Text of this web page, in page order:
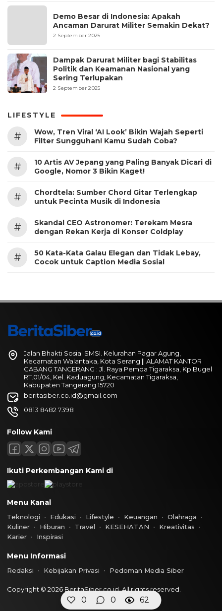
0 0 62
Demo Besar di Indonesia: Apakah
Ancaman Darurat Militer Semakin Dekat?
2 September 2025
Dampak Darurat Militer bagi Stabilitas
Politik dan Keamanan Nasional yang
Sering Terlupakan
2 September 2025
LIFESTYLE
#
Wow, Tren Viral ‘AI Look’ Bikin Wajah Seperti
Filter Sungguhan! Kamu Sudah Coba?
#
10 Artis AV Jepang yang Paling Banyak Dicari di
Google, Nomor 3 Bikin Kaget!
#
Chordtela: Sumber Chord Gitar Terlengkap
untuk Pecinta Musik di Indonesia
#
Skandal CEO Astronomer: Terekam Mesra
dengan Rekan Kerja di Konser Coldplay
#
50 Kata-Kata Galau Elegan dan Tidak Lebay,
Cocok untuk Caption Media Sosial
Jalan Bhakti Sosial SMSI. Kelurahan Pagar Agung,
Kecamatan Walantaka, Kota Serang || ALAMAT KANTOR
CABANG TANGERANG : Jl. Raya Pemda Tigaraksa, Kp.Bugel
RT.01/04, Kel. Kaduagung, Kecamatan Tigaraksa,
Kabupaten Tangerang 15720
beritasiber.co.id@gmail.com
0813 8482 7398
Follow Kami
Ikuti Perkembangan Kami di
Menu Kanal
Teknologi Edukasi Lifestyle Keuangan
Olahraga
Kuliner
Hiburan Travel KESEHATAN
Kreativitas
Karier
Inspirasi
Menu Informasi
Redaksi Kebijakan Privasi Pedoman Media Siber
Copyright © 2026 BeritaSiber.co.id. All rights reserved.